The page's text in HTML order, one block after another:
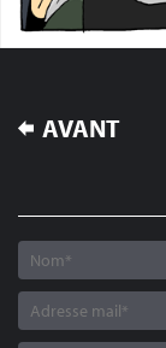
NAVIGATION
DE
AVANT